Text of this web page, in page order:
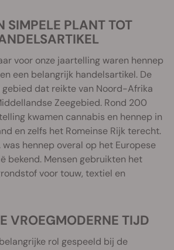
voor onze jaartelling waren hennep
een belangrijk handelsartikel. De
gebied dat reikte van Noord-Afrika
Zeegebied. Rond 200
kwamen cannabis en hennep in
en zelfs het Romeinse Rijk terecht.
hennep overal op het Europese
bekend. Mensen gebruikten het
voor touw, textiel en
VROEGMODERNE TIJD
rol gespeeld bij de